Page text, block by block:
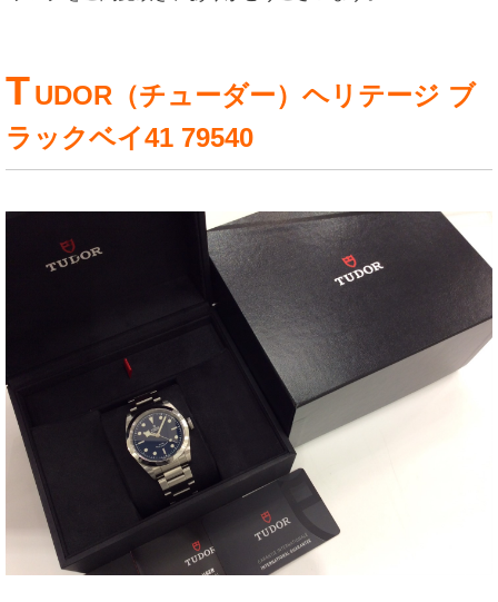
TUDOR（チューダー）ヘリテージ ブ
ラックベイ41 79540